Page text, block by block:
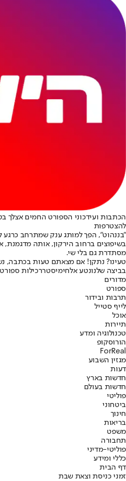
הכתבות ועידכוני הספורט החמים אצלך
להצטרפות
"בננהוט", הפך למותג ענק שמתרחב
בשיפוצים ברחוב הירקון, אותה מדגמנת,
מסתדרת גם בלי שי.
טעינו? נתקן! אם מצאתם טעות בכתבה,
בביצה שלנונטע אלחימיסטררכילות ספורט
מדורים
ספורט
תרבות ובידור
לייף סטייל
אוכל
תיירות
טכנולוגיה ומדע
הורוסקופ
ForReal
מגזין השבוע
דעות
חדשות בארץ
חדשות בעולם
פוליטי
ביטחוני
חינוך
בריאות
משפט
תחבורה
פוליטי-מדיני
כללי ומידע
דף הבית
זמני כניסת וצאת שבת